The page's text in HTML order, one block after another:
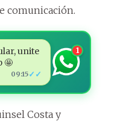
comunicación.
unite
🤩
09:15✓✓
1
Costa y